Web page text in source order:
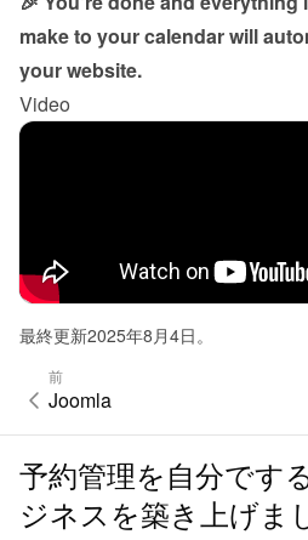
make to your calendar will
your website.
Video
最終更新2025年8月4日。
前
Joomla
予約管理を自分です
ジネスを築き上げま